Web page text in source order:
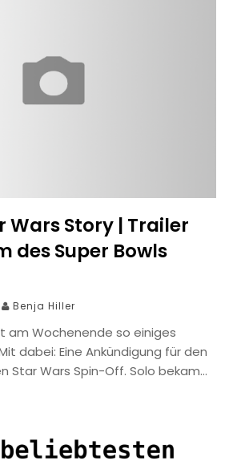
Wars Story | Trailer
des Super Bowls
Benja Hiller
am Wochenende so einiges
dabei: Eine Ankündigung für den
Star Wars Spin-Off. Solo bekam…